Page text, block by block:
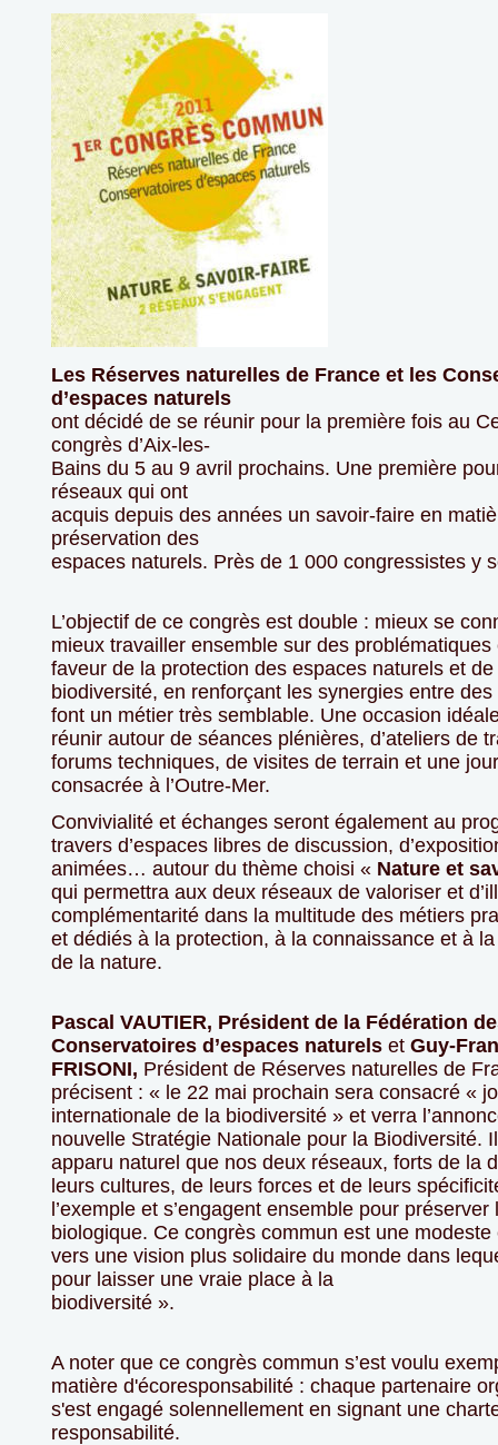
Les Réserves naturelles de France et les
d’espaces naturels
ont décidé de se réunir pour la première fois au
congrès d’Aix-les-
Bains du 5 au 9 avril prochains. Une première
réseaux qui ont
acquis depuis des années un savoir-faire en
préservation des
espaces naturels. Près de 1 000 congressistes y
L’objectif de ce congrès est double : mieux se
mieux travailler ensemble sur des
faveur de la protection des espaces naturels et de
biodiversité, en renforçant les synergies entre
font un métier très semblable. Une occasion
réunir autour de séances plénières, d’ateliers de
forums techniques, de visites de terrain et une
consacrée à l’Outre-Mer.
Convivialité et échanges seront également au
travers d’espaces libres de discussion,
animées… autour du thème choisi « Nature et
qui permettra aux deux réseaux de valoriser et
complémentarité dans la multitude des métiers
et dédiés à la protection, à la connaissance et à
de la nature.
Pascal VAUTIER, Président de la Fédération
Conservatoires d’espaces naturels et Guy-
FRISONI, Président de Réserves naturelles de
précisent : « le 22 mai prochain sera consacré «
internationale de la biodiversité » et verra
nouvelle Stratégie Nationale pour la Biodiversité.
apparu naturel que nos deux réseaux, forts de la
leurs cultures, de leurs forces et de leurs
l’exemple et s’engagent ensemble pour
biologique. Ce congrès commun est une modeste
vers une vision plus solidaire du monde dans
pour laisser une vraie place à la
biodiversité ».
A noter que ce congrès commun s’est voulu
matière d'écoresponsabilité : chaque partenaire
s'est engagé solennellement en signant une
responsabilité.